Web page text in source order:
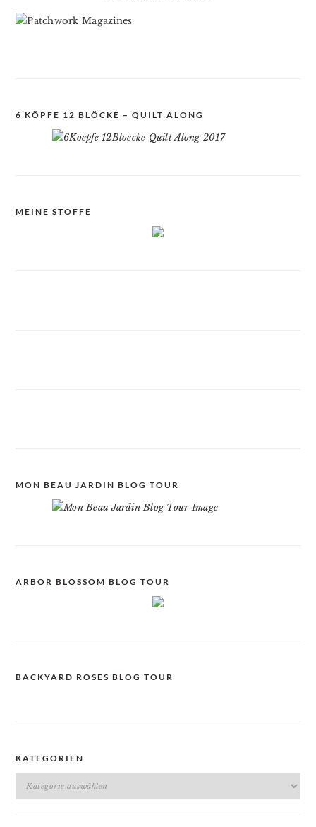
6 KÖPFE 12 BLÖCKE – QUILT ALONG
MEINE STOFFE
MON BEAU JARDIN BLOG TOUR
ARBOR BLOSSOM BLOG TOUR
BACKYARD ROSES BLOG TOUR
KATEGORIEN
Kategorien